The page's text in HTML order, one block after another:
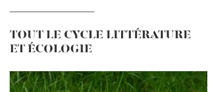
TOUT LE CYCLE LITTÉRATURE
ET ÉCOLOGIE